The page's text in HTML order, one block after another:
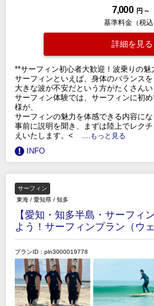
7,000 円 ～
基準料金（税込
詳細を見る
**サーフィン初心者大歓迎！波乗りの
サーフィンといえば、身体のバランスを
大きな波が不安だという方がたくさんい
サーフィン体験では、サーフィンに初
様が、
サーフィンの魅力を体感できる内容にな
事前に説明を聞き、まずは陸上でレク
えいたします。<
.....もっと見る
INFO
サーフィン
東海 / 愛知県 / 知多
【愛知・知多半島・サーフィ
よう！サーフィンプラン（ウ
プランID：pln3000019778